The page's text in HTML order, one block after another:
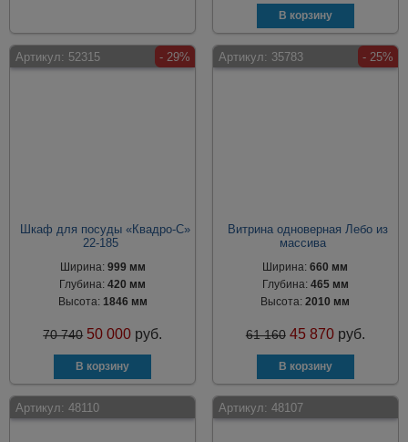
Артикул: 52315 - 29%
Шкаф для посуды «Квадро-С»
22-185
Ширина: 999 мм
Глубина:420 мм
Высота: 1846 мм
70 740 50 000 руб.
Артикул: 35783 - 25%
Витрина одноверная Лебо из
массива
Ширина:660 мм
Глубина: 465 мм
Высота:2010 мм
61 160 45 870 руб.
Артикул: 48110 Артикул: 48107